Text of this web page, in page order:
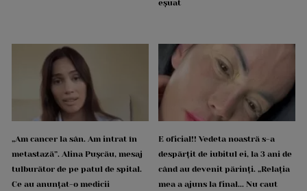
eșuat
„Am cancer la sân. Am intrat în
metastază”. Alina Pușcău, mesaj
tulburător de pe patul de spital.
Ce au anunțat-o medicii
E oficial!! Vedeta noastră s-a
despărțit de iubitul ei, la 3 ani de
când au devenit părinți. „Relația
mea a ajuns la final... Nu caut